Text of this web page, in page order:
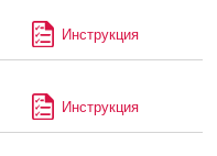
Инструкция
Инструкция